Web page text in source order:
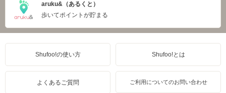
aruku&（あるくと）
歩いてポイントが貯まる
Shufoo!の使い方 Shufoo!とは
よくあるご質問 ご利用についてのお問い合わせ